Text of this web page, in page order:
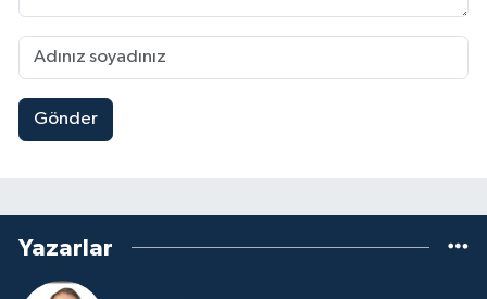
Gönder
Yazarlar